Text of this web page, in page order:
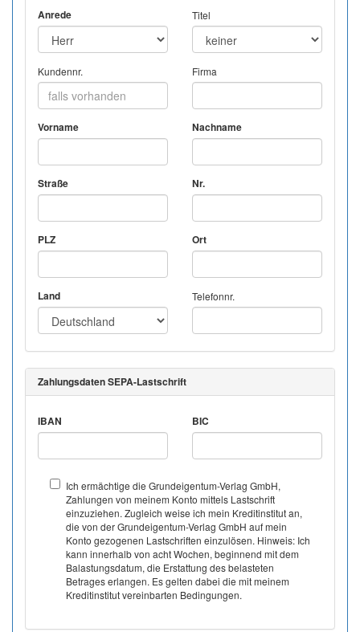
Anrede Titel
Kundennr. Firma
Vorname Nachname
Straße Nr.
PLZ Ort
Land Telefonnr.
Zahlungsdaten SEPA-Lastschrift
IBAN BIC
Ich ermächtige die Grundeigentum-Verlag GmbH,
Zahlungen von meinem Konto mittels Lastschrift
einzuziehen. Zugleich weise ich mein Kreditinstitut an,
die von der Grundeigentum-Verlag GmbH auf mein
Konto gezogenen Lastschriften einzulösen. Hinweis: Ich
kann innerhalb von acht Wochen, beginnend mit dem
Balastungsdatum, die Erstattung des belasteten
Betrages erlangen. Es gelten dabei die mit meinem
Kreditinstitut vereinbarten Bedingungen.